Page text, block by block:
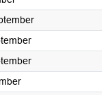
2026
2026
2026
2026